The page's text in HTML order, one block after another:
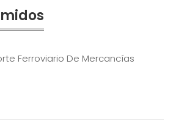
Ferroviario De Mercancías